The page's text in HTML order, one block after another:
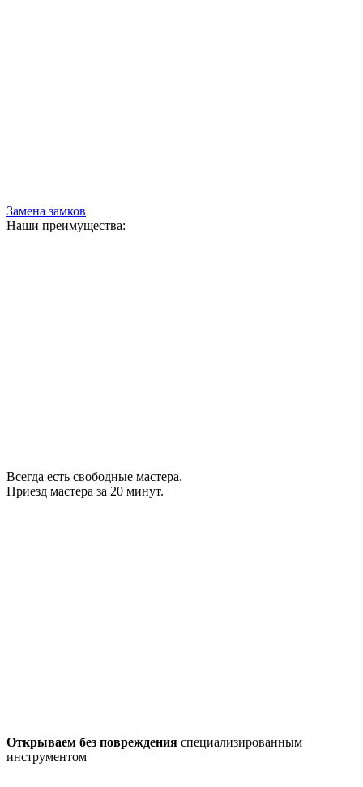
Замена замков
Наши преимущества:
Всегда есть свободные мастера.
Приезд мастера за 20 минут.
Открываем без повреждения специализированным
инструментом